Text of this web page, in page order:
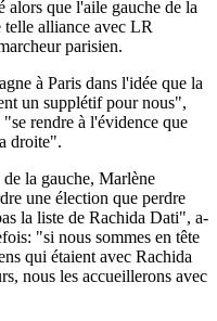
que l'aile gauche de la
alliance avec LR
parisien.
à Paris dans l'idée que la
un supplétif pour nous",
rendre à l'évidence que
droite".
la gauche, Marlène
une élection que perdre
la liste de Rachida Dati", a-
"si nous sommes en tête
qui étaient avec Rachida
nous les accueillerons avec